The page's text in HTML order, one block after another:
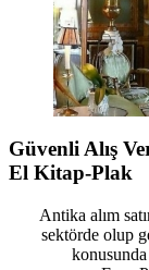
Güvenli Alış
El Kitap-Plak
Antika alım
sektörde olup